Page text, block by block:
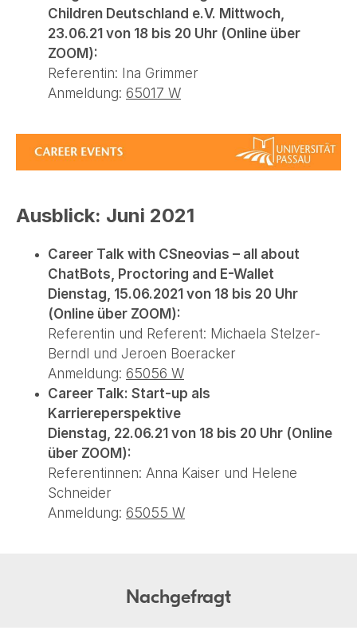
Children Deutschland e.V. Mittwoch,
23.06.21 von 18 bis 20 Uhr (Online über
ZOOM):
Referentin: Ina Grimmer
Anmeldung: 65017 W
Ausblick: Juni 2021
Career Talk with CSneovias – all about
ChatBots, Proctoring and E-Wallet
Dienstag, 15.06.2021 von 18 bis 20 Uhr
(Online über ZOOM):
Referentin und Referent: Michaela Stelzer-
Berndl und Jeroen Boeracker
Anmeldung: 65056 W
Career Talk: Start-up als
Karriereperspektive
Dienstag, 22.06.21 von 18 bis 20 Uhr (Online
über ZOOM):
Referentinnen: Anna Kaiser und Helene
Schneider
Anmeldung: 65055 W
Nachgefragt